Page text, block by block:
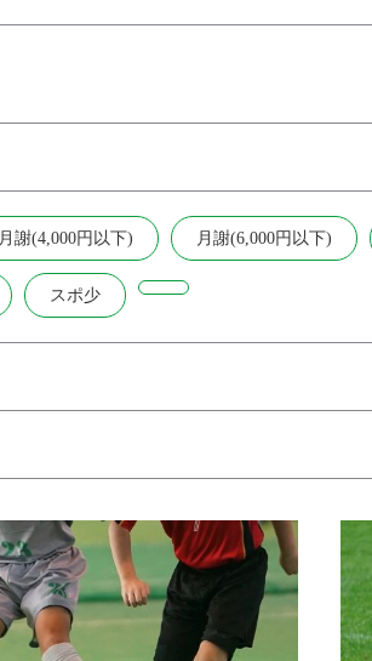
月謝(4,000円以下) 月謝(6,000円以下)
スポ少